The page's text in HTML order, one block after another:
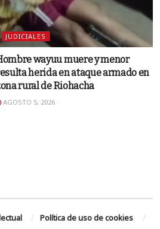
JUDICIALES
wayuu muere y menor
herida en ataque armado en
rural de Riohacha
AGOSTO 5, 2026
Política de uso de cookies